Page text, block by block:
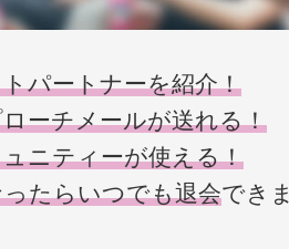
パートナーを紹介！
ーチメールが送れる！
ニティーが使える！
たらいつでも退会できま